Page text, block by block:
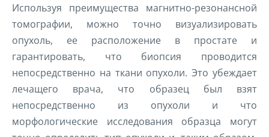
Используя преимущества магнитно-резонансной
томографии, можно точно визуализировать
опухоль, ее расположение в простате и
гарантировать, что биопсия проводится
непосредственно на ткани опухоли. Это убеждает
лечащего врача, что образец был взят
непосредственно из опухоли и что
морфологические исследования образца могут